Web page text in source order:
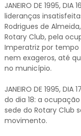
JANEIRO DE 1995,
lideranças
Rodrigues de
Rotary Club, pela
Imperatriz por
nem exageros, até
no município.
JANEIRO DE 1995,
do dia 18: a
sede do Rotary Club
movimento.